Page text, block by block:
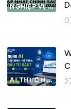
NGHIỆP VỤ KẾ TOÁN & THUẾ
AI THỰC HÀNH